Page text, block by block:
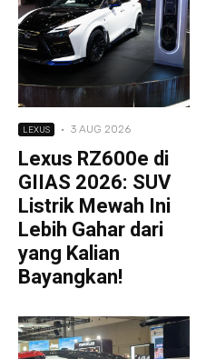
LEXUS · 3 AUG 2026
Lexus RZ600e di
GIIAS 2026: SUV
Listrik Mewah Ini
Lebih Gahar dari
yang Kalian
Bayangkan!